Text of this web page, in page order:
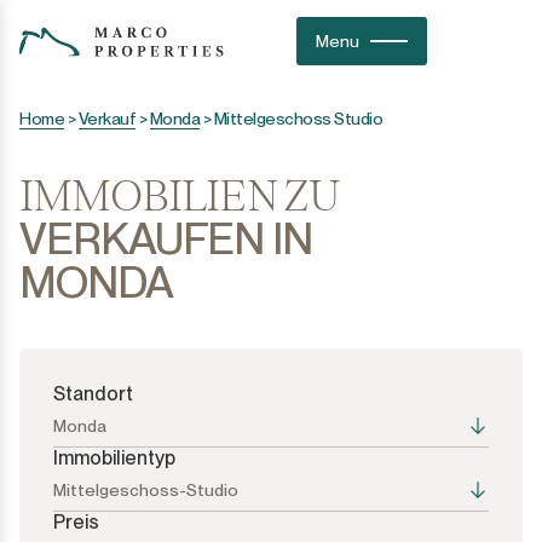
Menu
Home >Verkauf >Monda>Mittelgeschoss Studio
IMMOBILIEN ZU
VERKAUFEN IN
MONDA
Standort
Monda
Alle Optionen
Immobilientyp
Mittelgeschoss-Studio
Alle Optionen
Preis